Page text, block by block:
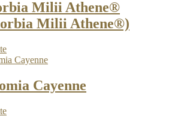
Milii Athene®
Milii Athene®)
Cayenne